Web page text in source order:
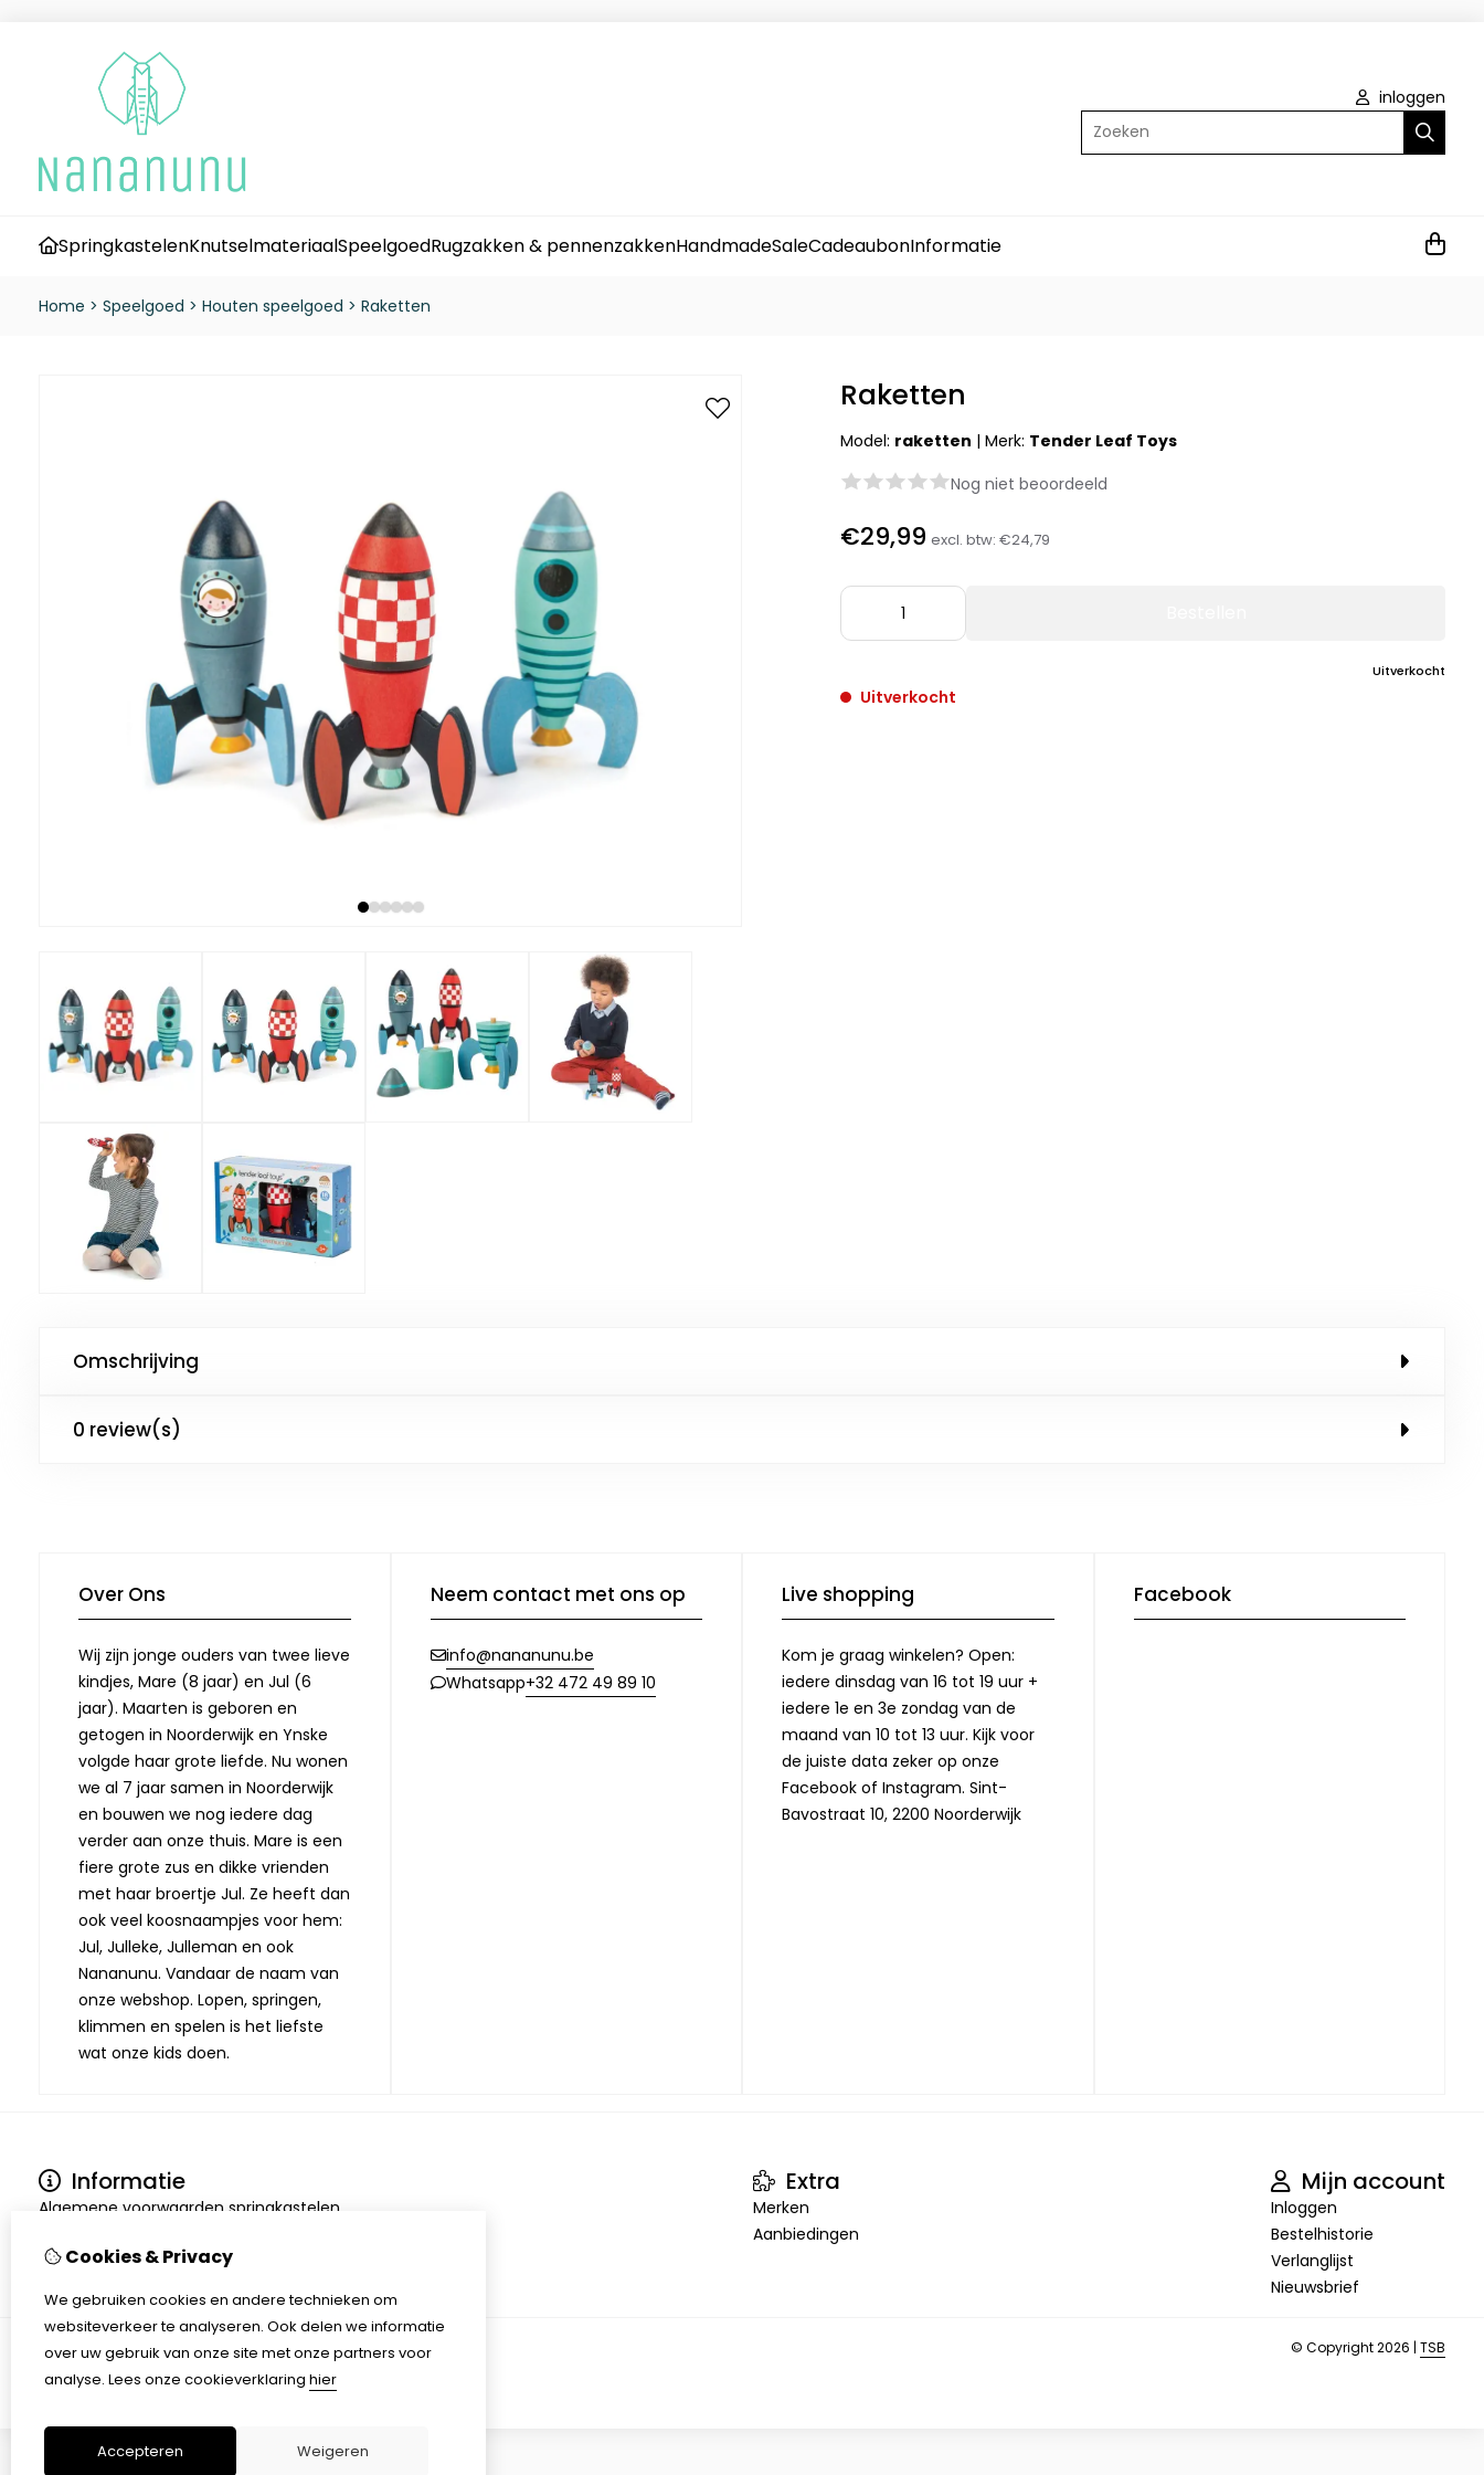
inloggen
Zoeken
SpringkastelenKnutselmateriaalSpeelgoedRugzakken & pennenzakkenHandmadeSaleCadeaubonInformatie
Home > Speelgoed > Houten speelgoed > Raketten
Raketten
Model: raketten |Merk: Tender Leaf Toys
Nog niet beoordeeld
€29,99 excl. btw:€24,79
Uitverkocht
Uitverkocht
Omschrijving
0 review(s)
Over Ons
Wij zijn jonge ouders van twee lieve
kindjes, Mare (8 jaar) en Jul (6
jaar). Maarten is geboren en
getogen in Noorderwijk en Ynske
volgde haar grote liefde. Nu wonen
we al 7 jaar samen in Noorderwijk
en bouwen we nog iedere dag
verder aan onze thuis. Mare is een
fiere grote zus en dikke vrienden
met haar broertje Jul. Ze heeft dan
ook veel koosnaampjes voor hem:
Jul, Julleke, Julleman en ook
Nananunu. Vandaar de naam van
onze webshop. Lopen, springen,
klimmen en spelen is het liefste
wat onze kids doen.
Neem contact met ons op
info@nananunu.be
Whatsapp+32 472 49 89 10
Live shopping
Kom je graag winkelen? Open:
iedere dinsdag van 16 tot 19 uur +
iedere 1e en 3e zondag van de
maand van 10 tot 13 uur. Kijk voor
de juiste data zeker op onze
Facebook of Instagram. Sint-
Bavostraat 10, 2200 Noorderwijk
Facebook
Informatie
Algemene voorwaarden springkastelen
Verzending en retourneren
Extra
Merken
Aanbiedingen
Mijn account
Inloggen
Bestelhistorie
Verlanglijst
Nieuwsbrief
© Copyright 2026 | TSB
Cookies & Privacy
We gebruiken cookies en andere technieken om
websiteverkeer te analyseren. Ook delen we informatie
over uw gebruik van onze site met onze partners voor
analyse. Lees onze cookieverklaring hier
Accepteren Weigeren